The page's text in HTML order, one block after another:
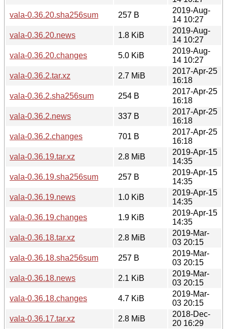
vala-0.36.20.sha256sum
257 B
2019-Aug-
14 10:27
vala-0.36.20.news
1.8 KiB
2019-Aug-
14 10:27
vala-0.36.20.changes
5.0 KiB
2019-Aug-
14 10:27
vala-0.36.2.tar.xz
2.7 MiB
2017-Apr-25
16:18
vala-0.36.2.sha256sum
254 B
2017-Apr-25
16:18
vala-0.36.2.news
337 B
2017-Apr-25
16:18
vala-0.36.2.changes
701 B
2017-Apr-25
16:18
vala-0.36.19.tar.xz
2.8 MiB
2019-Apr-15
14:35
vala-0.36.19.sha256sum
257 B
2019-Apr-15
14:35
vala-0.36.19.news
1.0 KiB
2019-Apr-15
14:35
vala-0.36.19.changes
1.9 KiB
2019-Apr-15
14:35
vala-0.36.18.tar.xz
2.8 MiB
2019-Mar-
03 20:15
vala-0.36.18.sha256sum
257 B
2019-Mar-
03 20:15
vala-0.36.18.news
2.1 KiB
2019-Mar-
03 20:15
vala-0.36.18.changes
4.7 KiB
2019-Mar-
03 20:15
vala-0.36.17.tar.xz
2.8 MiB
2018-Dec-
20 16:29